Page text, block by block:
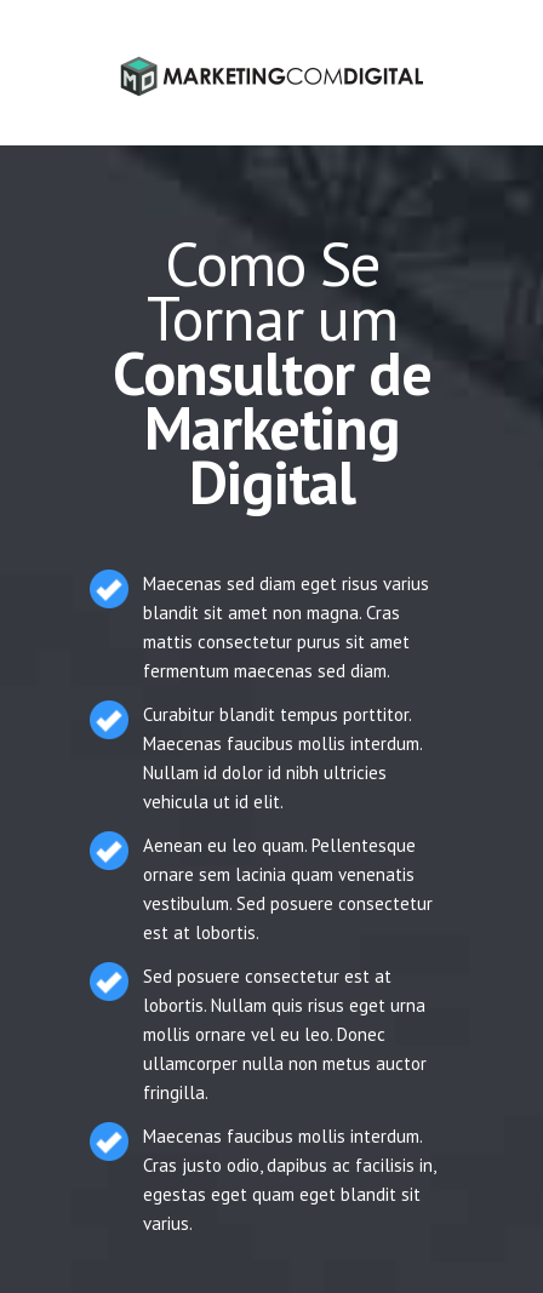
Como Se
Tornar um
Consultor de
Marketing
Digital
Maecenas sed diam eget risus varius
blandit sit amet non magna. Cras
mattis consectetur purus sit amet
fermentum maecenas sed diam.
Curabitur blandit tempus porttitor.
Maecenas faucibus mollis interdum.
Nullam id dolor id nibh ultricies
vehicula ut id elit.
Aenean eu leo quam. Pellentesque
ornare sem lacinia quam venenatis
vestibulum. Sed posuere consectetur
est at lobortis.
Sed posuere consectetur est at
lobortis. Nullam quis risus eget urna
mollis ornare vel eu leo. Donec
ullamcorper nulla non metus auctor
fringilla.
Maecenas faucibus mollis interdum.
Cras justo odio, dapibus ac facilisis in,
egestas eget quam eget blandit sit
varius.